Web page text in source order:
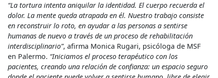
“La tortura intenta aniquilar la identidad. El cuerpo recuerda el
dolor. La mente queda atrapada en él. Nuestro trabajo consiste
en reconstruir lo roto, en ayudar a las personas a sentirse
humanas de nuevo a través de un proceso de rehabilitación
interdisciplinario”, afirma Monica Rugari, psicóloga de MSF
en Palermo. “Iniciamos el proceso terapéutico con los
pacientes, creando una relación de confianza: un espacio seguro